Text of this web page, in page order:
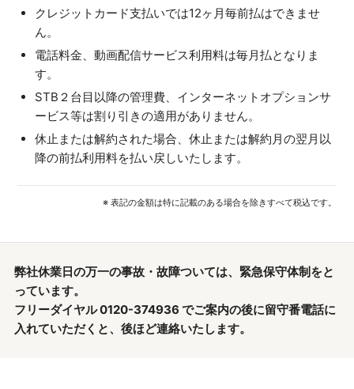
クレジットカード支払いでは12ヶ月毎前払はできませ
ん。
電話料金、動画配信サービス利用料は毎月払となりま
す。
STB２台目以降の管理費、インターネットオプションサ
ービス等は割り引きの適用がありません。
休止または解約された場合、休止または解約月の翌月以
降の前払利用料を払い戻しいたします。
※ 表記の金額は特に記載のある場合を除きすべて税込です。
弊社休業日の万一の事故・故障ついては、緊急保守体制をと
っています。
フリーダイヤル 0120-374936 でご案内の後に留守番電話に
入れていただくと、後ほど連絡いたします。